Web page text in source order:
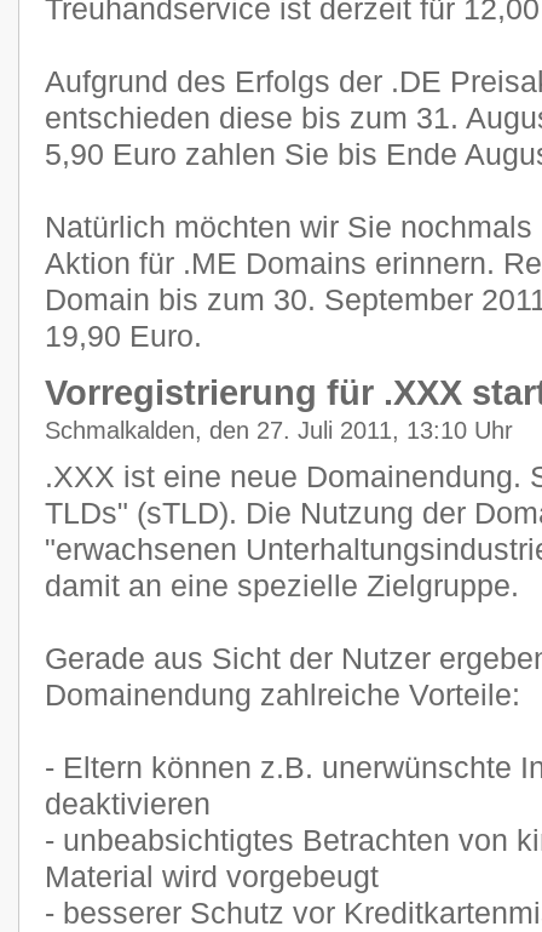
Treuhandservice ist derzeit für
Aufgrund des Erfolgs der .DE
entschieden diese bis zum 31.
5,90 Euro zahlen Sie bis Ende
Natürlich möchten wir Sie
Aktion für .ME Domains erinnern.
Domain bis zum 30. September
19,90 Euro.
Vorregistrierung für .XXX
Schmalkalden, den 27. Juli 2011, 13:10 Uhr
.XXX ist eine neue Domainendung.
TLDs" (sTLD). Die Nutzung der
"erwachsenen
damit an eine spezielle Zielgruppe.
Gerade aus Sicht der Nutzer
Domainendung zahlreiche Vorteile:
- Eltern können z.B. unerwünschte
deaktivieren
- unbeabsichtigtes Betrachten von
Material wird vorgebeugt
- besserer Schutz vor